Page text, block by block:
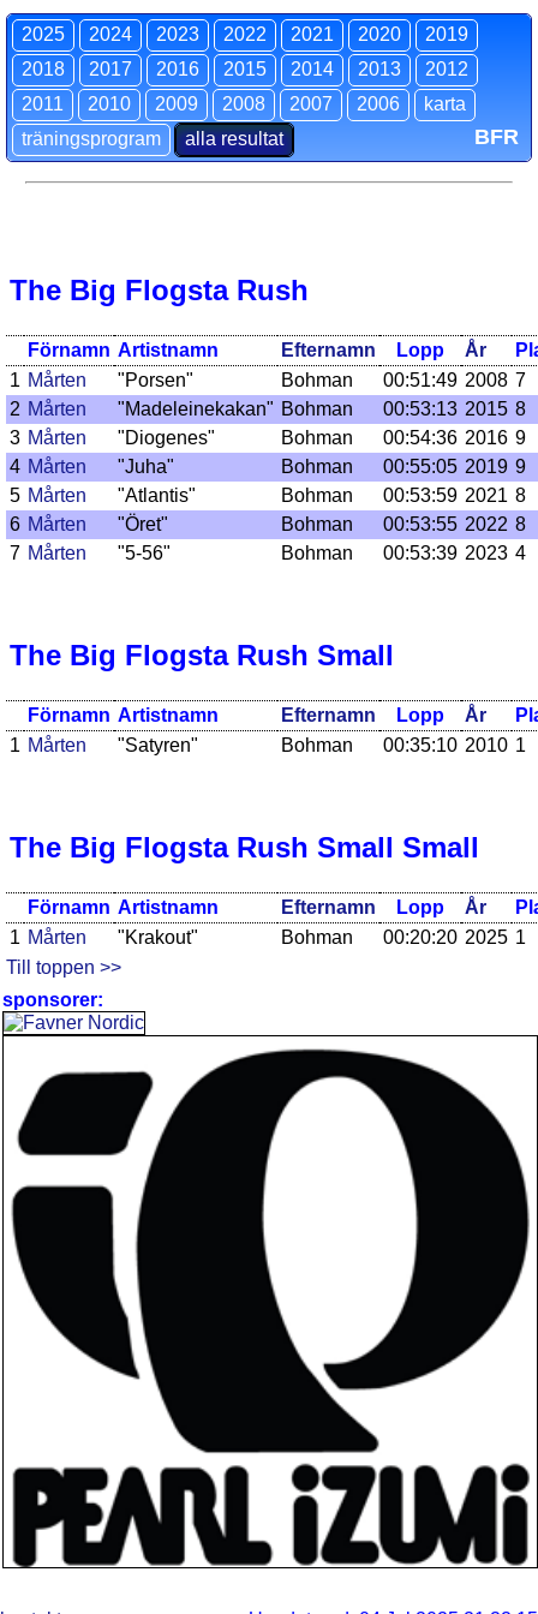
2025 2024 2023 2022 2021 2020
2019
2018
2017 2016 2015 2014 2013
2012
2011
2010 2009 2008 2007 2006
karta
träningsprogram
alla resultat BFR
The Big Flogsta Rush
Förnamn Artistnamn Efternamn Lopp År
1 Mårten "Porsen" Bohman 00:51:49 2008 7
2 Mårten "Madeleinekakan" Bohman 00:53:13 2015 8
3 Mårten "Diogenes" Bohman 00:54:36 2016 9
4 Mårten "Juha" Bohman 00:55:05 2019 9
5 Mårten "Atlantis" Bohman 00:53:59 2021 8
6 Mårten "Öret" Bohman 00:53:55 2022 8
7 Mårten "5-56" Bohman 00:53:39 2023 4
The Big Flogsta Rush Small
Förnamn Artistnamn Efternamn Lopp År
1 Mårten "Satyren" Bohman 00:35:10 2010 1
The Big Flogsta Rush Small Small
Förnamn Artistnamn Efternamn Lopp År
1 Mårten "Krakout" Bohman 00:20:20 2025 1
Till toppen >>
sponsorer: